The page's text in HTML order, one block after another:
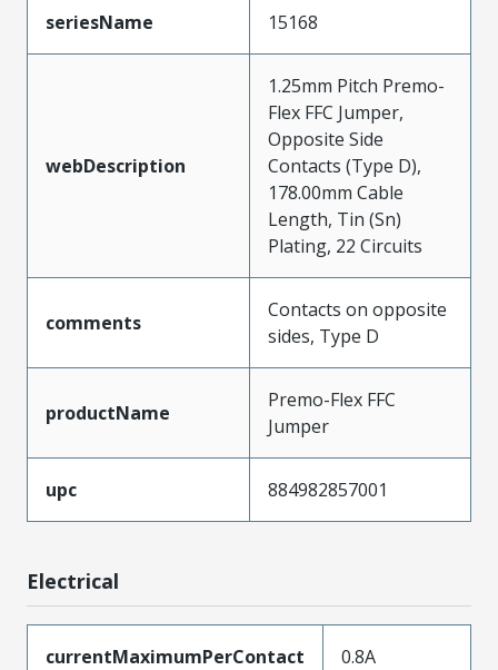
seriesName 15168
webDescription
1.25mm Pitch Premo-
Flex FFC Jumper,
Opposite Side
Contacts (Type D),
178.00mm Cable
Length, Tin (Sn)
Plating, 22 Circuits
comments
Contacts on opposite
sides, Type D
productName
Premo-Flex FFC
Jumper
upc 884982857001
Electrical
currentMaximumPerContact 0.8A